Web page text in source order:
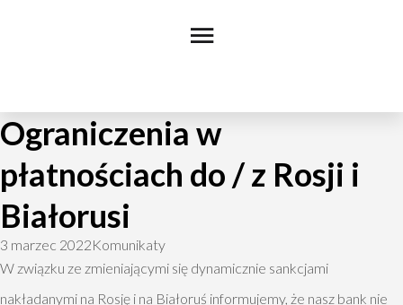
Ograniczenia w
płatnościach do / z Rosji i
Białorusi
3 marzec 2022Komunikaty
W związku ze zmieniającymi się dynamicznie sankcjami
nakładanymi na Rosję i na Białoruś informujemy, że nasz bank nie